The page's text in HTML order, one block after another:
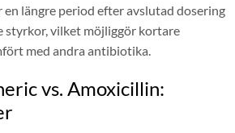
längre period efter avslutad dosering
styrkor, vilket möjliggör kortare
med andra antibiotika.
vs. Amoxicillin: